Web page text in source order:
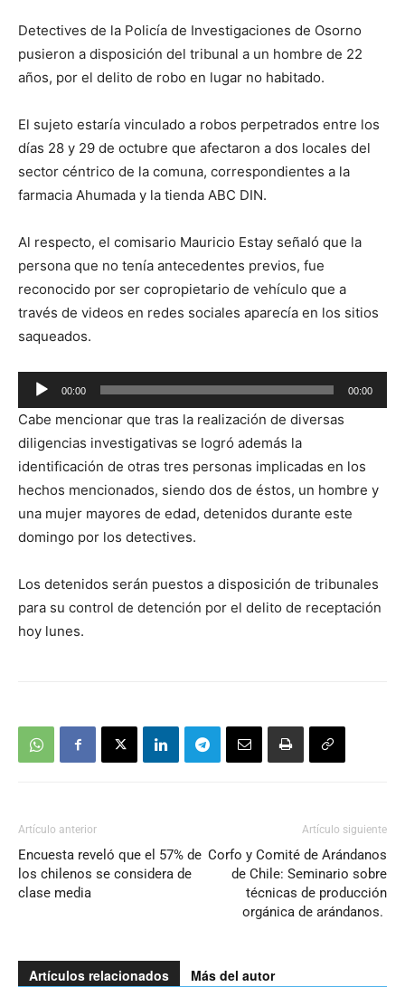
Detectives de la Policía de Investigaciones de Osorno
pusieron a disposición del tribunal a un hombre de 22
años, por el delito de robo en lugar no habitado.
El sujeto estaría vinculado a robos perpetrados entre los
días 28 y 29 de octubre que afectaron a dos locales del
sector céntrico de la comuna, correspondientes a la
farmacia Ahumada y la tienda ABC DIN.
Al respecto, el comisario Mauricio Estay señaló que la
persona que no tenía antecedentes previos, fue
reconocido por ser copropietario de vehículo que a
través de videos en redes sociales aparecía en los sitios
saqueados.
Reproductor
de
audio
00:00 00:00
Cabe mencionar que tras la realización de diversas
diligencias investigativas se logró además la
identificación de otras tres personas implicadas en los
hechos mencionados, siendo dos de éstos, un hombre y
una mujer mayores de edad, detenidos durante este
domingo por los detectives.
Los detenidos serán puestos a disposición de tribunales
para su control de detención por el delito de receptación
hoy lunes.
Artículo anterior
Encuesta reveló que el 57% de
los chilenos se considera de
clase media
Artículo siguiente
Corfo y Comité de Arándanos
de Chile: Seminario sobre
técnicas de producción
orgánica de arándanos.
Artículos relacionados Más del autor